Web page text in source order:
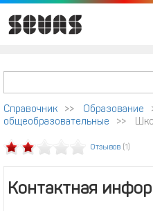
Справочник >> Образование
общеобразовательные
>>
Отзывов (1)
Контактная